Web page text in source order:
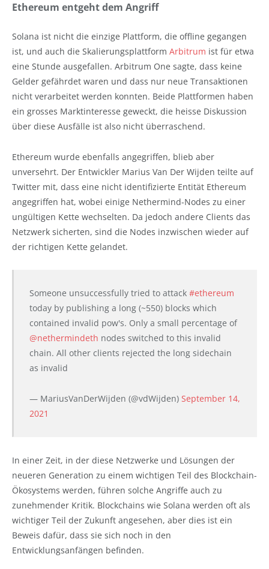
Ethereum entgeht dem Angriff
Solana ist nicht die einzige Plattform, die offline gegangen
ist, und auch die Skalierungsplattform Arbitrum ist für etwa
eine Stunde ausgefallen. Arbitrum One sagte, dass keine
Gelder gefährdet waren und dass nur neue Transaktionen
nicht verarbeitet werden konnten. Beide Plattformen haben
ein grosses Marktinteresse geweckt, die heisse Diskussion
über diese Ausfälle ist also nicht überraschend.
Ethereum wurde ebenfalls angegriffen, blieb aber
unversehrt. Der Entwickler Marius Van Der Wijden teilte auf
Twitter mit, dass eine nicht identifizierte Entität Ethereum
angegriffen hat, wobei einige Nethermind-Nodes zu einer
ungültigen Kette wechselten. Da jedoch andere Clients das
Netzwerk sicherten, sind die Nodes inzwischen wieder auf
der richtigen Kette gelandet.
Someone unsuccessfully tried to attack #ethereum
today by publishing a long (~550) blocks which
contained invalid pow's. Only a small percentage of
@nethermindeth nodes switched to this invalid
chain. All other clients rejected the long sidechain
as invalid
— MariusVanDerWijden (@vdWijden) September 14,
2021
In einer Zeit, in der diese Netzwerke und Lösungen der
neueren Generation zu einem wichtigen Teil des Blockchain-
Ökosystems werden, führen solche Angriffe auch zu
zunehmender Kritik. Blockchains wie Solana werden oft als
wichtiger Teil der Zukunft angesehen, aber dies ist ein
Beweis dafür, dass sie sich noch in den
Entwicklungsanfängen befinden.